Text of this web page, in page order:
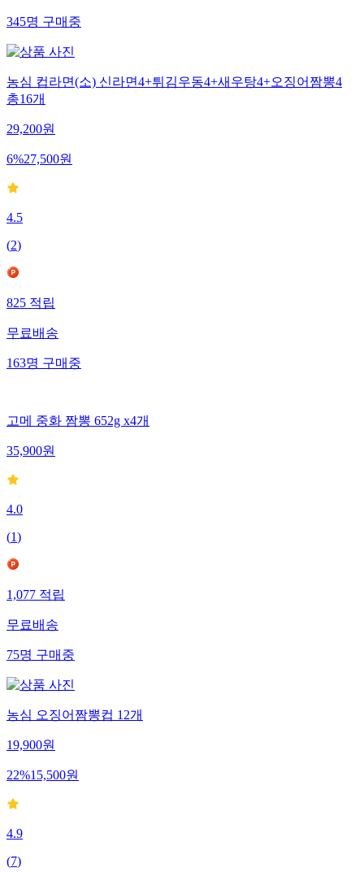
345명 구매중
농심 컵라면(소) 신라면4+튀김우동4+새우탕4+오징어짬뽕4
총16개
29,200원
6%27,500원
4.5
(2)
825 적립
무료배송
163명 구매중
고메 중화 짬뽕 652g x4개
35,900원
4.0
(1)
1,077적립
무료배송
75명구매중
농심 오징어짬뽕컵 12개
19,900원
22%15,500원
4.9
(7)